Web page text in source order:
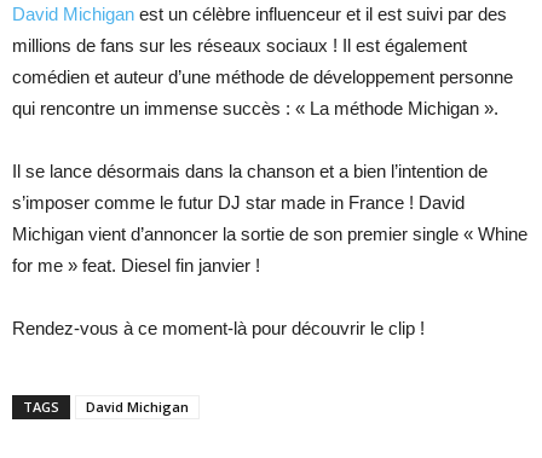
David Michigan est un célèbre influenceur et il est suivi par des
millions de fans sur les réseaux sociaux ! Il est également
comédien et auteur d’une méthode de développement personne
qui rencontre un immense succès : « La méthode Michigan ».
Il se lance désormais dans la chanson et a bien l’intention de
s’imposer comme le futur DJ star made in France ! David
Michigan vient d’annoncer la sortie de son premier single « Whine
for me » feat. Diesel fin janvier !
Rendez-vous à ce moment-là pour découvrir le clip !
TAGS David Michigan